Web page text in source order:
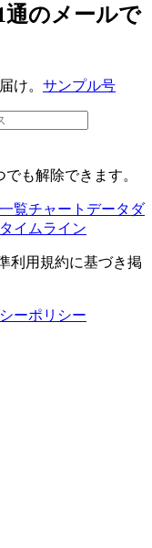
通のメールで
け。 サンプル号
も解除できます。
覧チャートデータ ダ
イムライン
利用規約に基づき掲
ーポリシー